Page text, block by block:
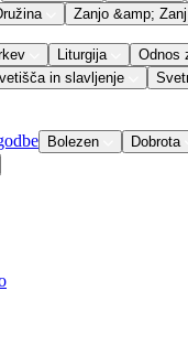
Zanjo &amp; Zanj
Liturgija
Odnos
in slavljenje
Bolezen Dobrota